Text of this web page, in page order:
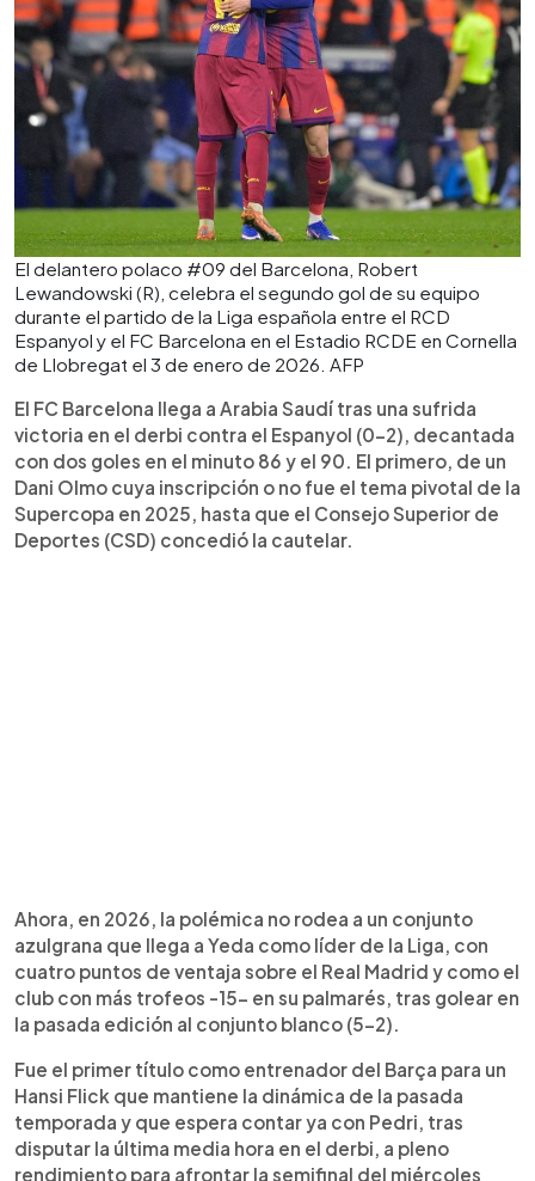
El delantero polaco #09 del Barcelona, ​​Robert
Lewandowski (R), celebra el segundo gol de su equipo
durante el partido de la Liga española entre el RCD
Espanyol y el FC Barcelona en el Estadio RCDE en Cornella
de Llobregat el 3 de enero de 2026. AFP
El FC Barcelona llega a Arabia Saudí tras una sufrida
victoria en el derbi contra el Espanyol (0-2), decantada
con dos goles en el minuto 86 y el 90. El primero, de un
Dani Olmo cuya inscripción o no fue el tema pivotal de la
Supercopa en 2025, hasta que el Consejo Superior de
Deportes (CSD) concedió la cautelar.
Ahora, en 2026, la polémica no rodea a un conjunto
azulgrana que llega a Yeda como líder de la Liga, con
cuatro puntos de ventaja sobre el Real Madrid y como el
club con más trofeos -15- en su palmarés, tras golear en
la pasada edición al conjunto blanco (5-2).
Fue el primer título como entrenador del Barça para un
Hansi Flick que mantiene la dinámica de la pasada
temporada y que espera contar ya con Pedri, tras
disputar la última media hora en el derbi, a pleno
rendimiento para afrontar la semifinal del miércoles